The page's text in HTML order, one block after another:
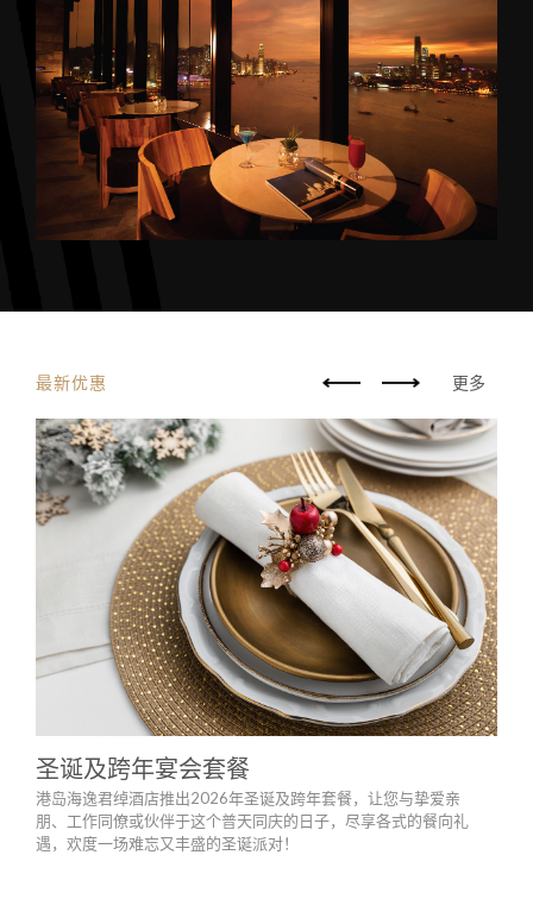
最新优惠 更多
圣诞及跨年宴会套餐
港岛海逸君绰酒店推出2026年圣诞及跨年套餐，让您与挚爱亲
朋、工作同僚或伙伴于这个普天同庆的日子，尽享各式的餐向礼
遇，欢度一场难忘又丰盛的圣诞派对！